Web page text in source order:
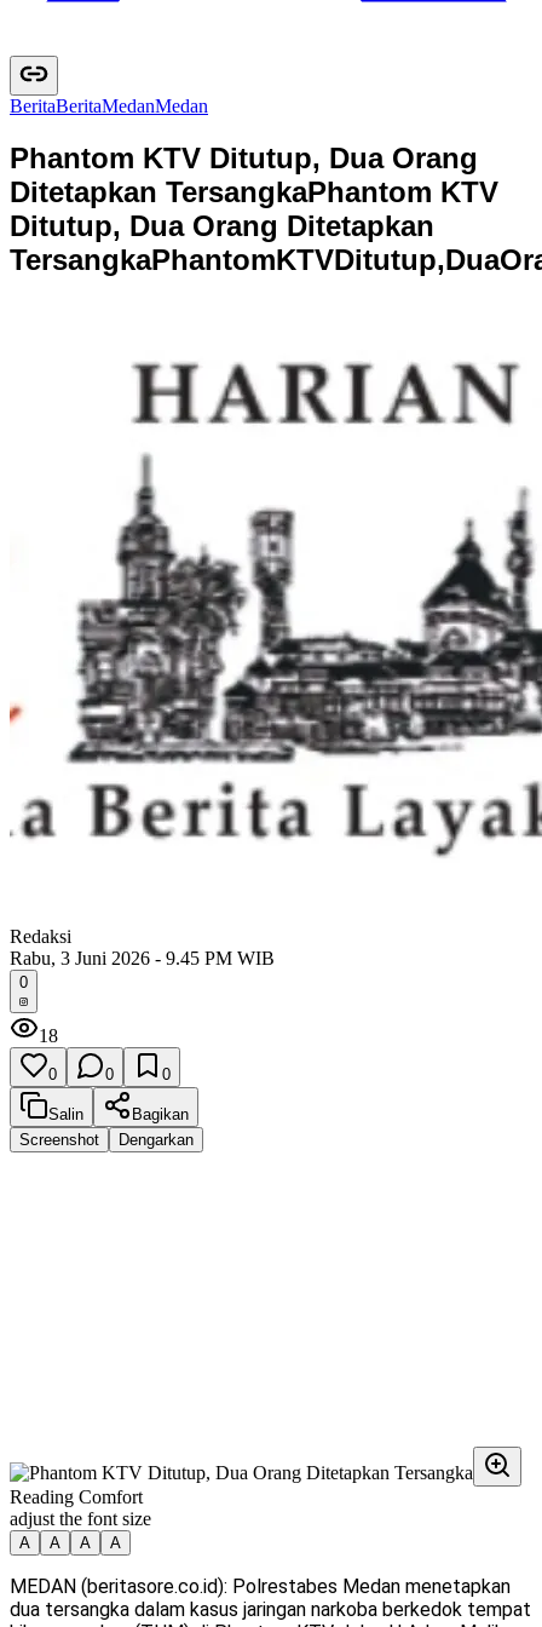
BeritaBeritaMedanMedan
Phantom KTV Ditutup, Dua Orang
Ditetapkan TersangkaPhantom KTV
Ditutup, Dua Orang Ditetapkan
TersangkaPhantomKTVDitutup,DuaOr
Redaksi
Rabu, 3 Juni 2026 - 9.45 PM WIB
0
18
0 0 0
Salin
Bagikan
Screenshot
Dengarkan
Reading Comfort
adjust the font size
A A A A
MEDAN (beritasore.co.id): Polrestabes Medan menetapkan
dua tersangka dalam kasus jaringan narkoba berkedok tempat